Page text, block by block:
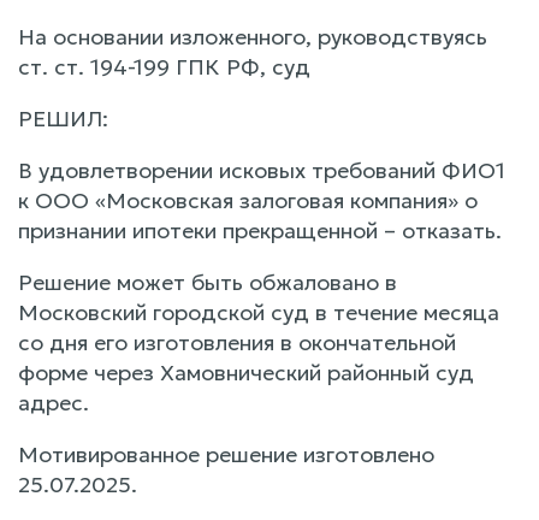
На основании изложенного, руководствуясь
ст. ст. 194-199 ГПК РФ, суд
РЕШИЛ:
В удовлетворении исковых требований ФИО1
к ООО «Московская залоговая компания» о
признании ипотеки прекращенной – отказать.
Решение может быть обжаловано в
Московский городской суд в течение месяца
со дня его изготовления в окончательной
форме через Хамовнический районный суд
адрес.
Мотивированное решение изготовлено
25.07.2025.